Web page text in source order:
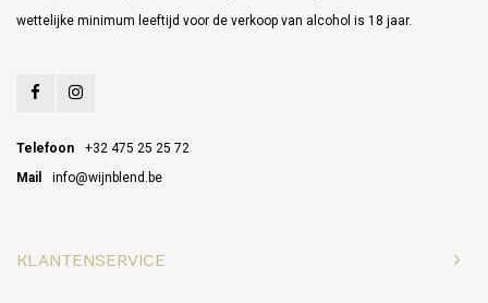
wettelijke minimum leeftijd voor de verkoop van alcohol is 18 jaar.
Telefoon
+32 475 25 25 72
Mail
info@wijnblend.be
KLANTENSERVICE